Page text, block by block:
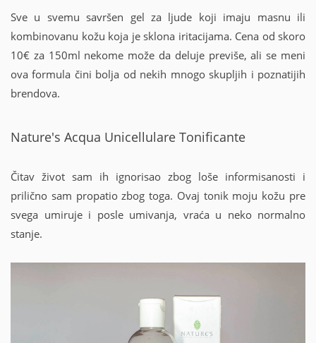
Sve u svemu savršen gel za ljude koji imaju masnu ili
kombinovanu kožu koja je sklona iritacijama. Cena od skoro
10€ za 150ml nekome može da deluje previše, ali se meni
ova formula čini bolja od nekih mnogo skupljih i poznatijih
brendova.
Nature's Acqua Unicellulare Tonificante
Čitav život sam ih ignorisao zbog loše informisanosti i
prilično sam propatio zbog toga. Ovaj tonik moju kožu pre
svega umiruje i posle umivanja, vraća u neko normalno
stanje.